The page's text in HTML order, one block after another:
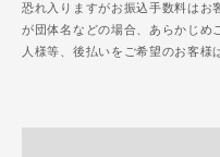
恐れ入りますがお振込手数料はお
が団体名などの場合、あらかじめ
人様等、後払いをご希望のお客様